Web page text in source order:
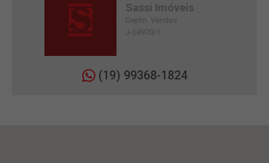
Sassi Imóveis
Depto. Vendas
J-04970/1
(19) 99368-1824